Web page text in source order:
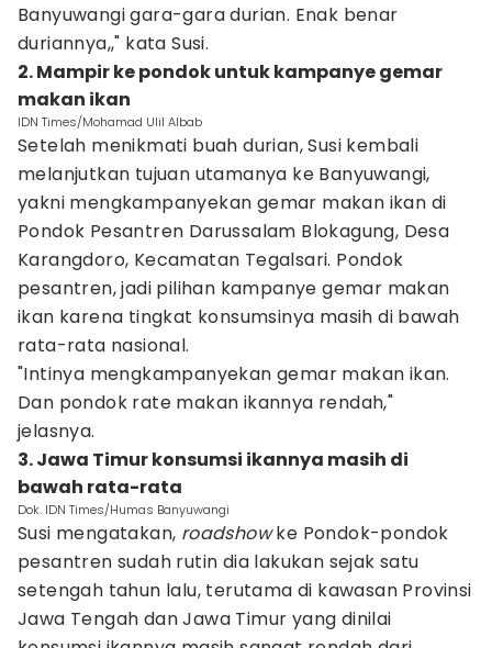
Banyuwangi gara-gara durian. Enak benar
duriannya,," kata Susi.
2. Mampir ke pondok untuk kampanye gemar
makan ikan
IDN Times/Mohamad Ulil Albab
Setelah menikmati buah durian, Susi kembali
melanjutkan tujuan utamanya ke Banyuwangi,
yakni mengkampanyekan gemar makan ikan di
Pondok Pesantren Darussalam Blokagung, Desa
Karangdoro, Kecamatan Tegalsari. Pondok
pesantren, jadi pilihan kampanye gemar makan
ikan karena tingkat konsumsinya masih di bawah
rata-rata nasional.
"Intinya mengkampanyekan gemar makan ikan.
Dan pondok rate makan ikannya rendah,"
jelasnya.
3. Jawa Timur konsumsi ikannya masih di
bawah rata-rata
Dok. IDN Times/Humas Banyuwangi
Susi mengatakan, roadshowke Pondok-pondok
pesantren sudah rutin dia lakukan sejak satu
setengah tahun lalu, terutama di kawasan Provinsi
Jawa Tengah dan Jawa Timur yang dinilai